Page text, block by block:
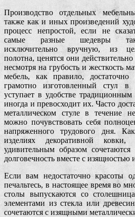
Производство отдельных
также как и иных произведений
процесс непростой, если не
самые разные шедевры
исключительно вручную, из
полотна, ценятся они
несмотря на грубость и жесткость
мебель, как правило,
грамотно изготовленный стул
уступает в удобстве
иногда и превосходит их. Часто
металлическом стуле в течение
можно почувствовать себя
напряженного трудового дня.
изделиях декоративной
удивительным образом
долговечность вместе с изящностью
Если вам недостаточно красоты
печальтесь, в настоящее время во
столы выпускаются со
элементами из стекла или
сочетаются с изящными